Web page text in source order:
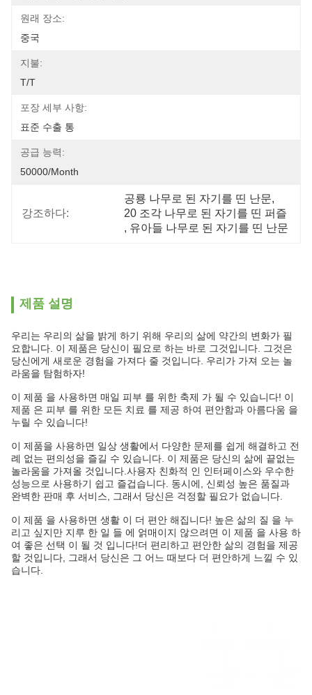
원래 장소:
중국
지불:
T/T
포장 세부 사항:
표준 수출 통
공급 능력:
50000/month
강조하다:
공룡 나무로 된 자기를 띤 난문,
20 조각 나무로 된 자기를 띤 퍼즐
, 유아들 나무로 된 자기를 띤 난문
제품 설명
우리는 우리의 삶을 밝게 하기 위해 우리의 삶에 약간의 변화가 필
요합니다. 이 제품은 당신이 필요로 하는 바로 그것입니다. 그것은
당신에게 새로운 경험을 가져다 줄 것입니다. 우리가 가져 오는 놀
라움을 탐험하자!
이 제품 을 사용하면 매일 피부 를 위한 축제 가 될 수 있습니다! 이
제품 은 피부 를 위한 모든 치료 를 제공 하여 편안함과 아름다움 을
누릴 수 있습니다!
이 제품을 사용하면 일상 생활에서 다양한 문제를 쉽게 해결하고 전
례 없는 편의성을 즐길 수 있습니다. 이 제품은 당신의 삶에 끝없는
놀라움을 가져올 것입니다.사용자 친화적 인 인터페이스와 우수한
성능으로 사용하기 쉽고 즐겁습니다. 동시에, 신뢰성 높은 품질과
완벽한 판매 후 서비스, 그래서 당신은 걱정할 필요가 없습니다.
이 제품 을 사용하면 생활 이 더 편안 해집니다! 높은 삶의 질 을 누
리고 싶지만 지루 한 일 들 에 얽매이지 않으려면 이 제품 을 사용 하
여 좋은 선택 이 될 것 입니다!더 편리하고 편안한 삶의 경험을 제공
할 것입니다, 그래서 당신은 그 어느 때보다 더 편안하게 느낄 수 있
습니다.